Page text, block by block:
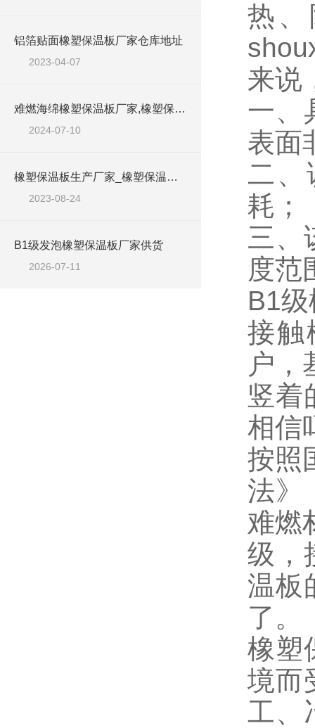
铝箔贴面橡塑保温板厂家仓库地址
2023-04-07
难燃海绵橡塑保温板厂家,橡塑保温材料
2024-07-10
橡塑保温板生产厂家_橡塑保温材料
2023-08-24
B1级发泡橡塑保温板厂家供货
2026-07-11
热
来说
一、
表面
二、
耗；
三、
度范
B1
接触
户，
竖着
相信
按照
法》
难燃
级，
温板
了。
橡塑
境而
工、